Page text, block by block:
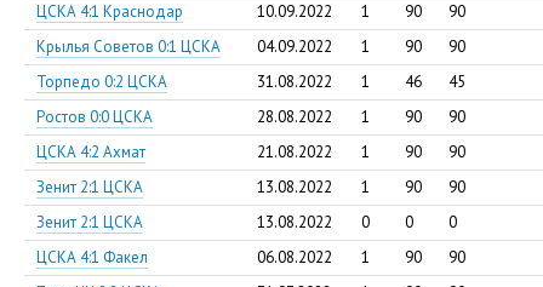
ЦСКА 4:1 Краснодар
10.09.2022 1 90
90
Крылья Советов 0:1 ЦСКА
04.09.2022 1 90
90
Торпедо 0:2 ЦСКА
31.08.2022 1 46
45
Ростов 0:0 ЦСКА
28.08.2022 1 90
90
ЦСКА 4:2 Ахмат
21.08.2022 1 90
90
Зенит 2:1 ЦСКА
13.08.2022 1 90
90
Зенит 2:1 ЦСКА
13.08.2022 0 0
0
ЦСКА 4:1 Факел
06.08.2022 1 90
90